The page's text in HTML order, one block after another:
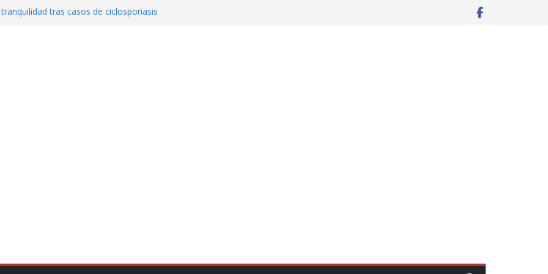
tras casos de ciclosporiasis
de vínculos con México: